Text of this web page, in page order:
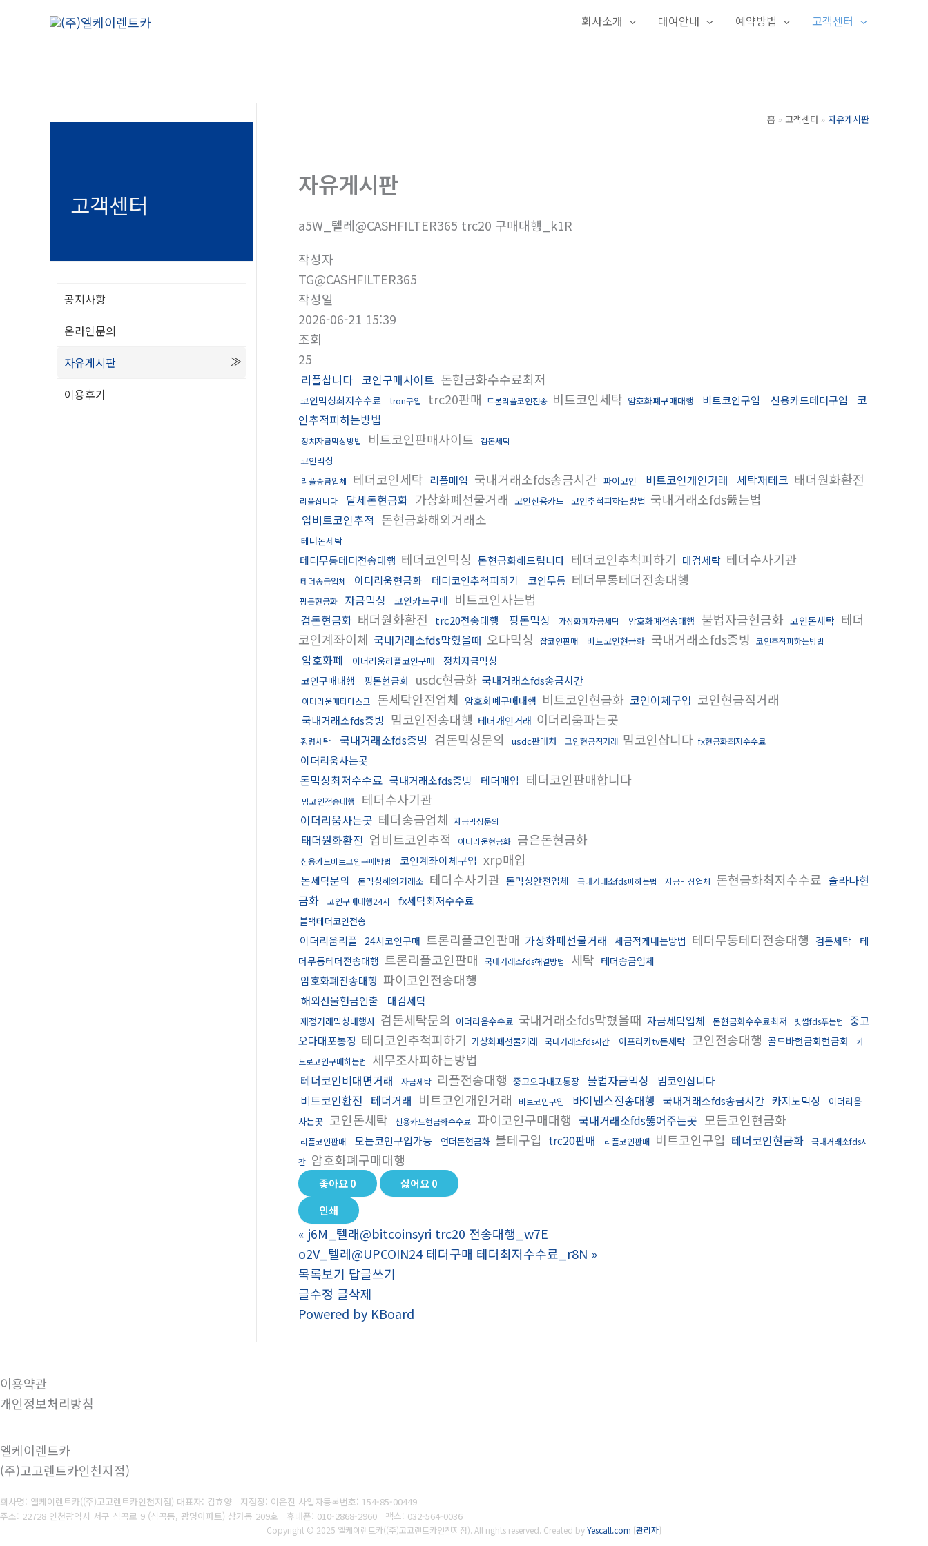
회사소개 대여안내 예약방법 고객센터
고객센터
공지사항
온라인문의
자유게시판
이용후기
홈 고객센터 자유게시판
자유게시판
a5W_텔레@CASHFILTER365 trc20 구매대행_k1R
작성자
TG@CASHFILTER365
작성일
2026-06-21 15:39
조회
25
리플삽니다 코인구매사이트 돈현금화수수료최저
코인믹싱최저수수료 tron구입 trc20판매 트론리플코인전송 비트코인세탁 암호화폐구매대행 비트코인구입 신용카드테더구입
코
인추적피하는방법
정치자금믹싱방법 비트코인판매사이트 검돈세탁
코인믹싱
리플송금업체 테더코인세탁 리플매입 국내거래소fds송금시간 파이코인 비트코인개인거래 세탁재테크 태더원화환전
리플삽니다 탈세돈현금화 가상화폐선물거래 코인신용카드 코인추적피하는방법 국내거래소fds뚫는법
업비트코인추적 돈현금화해외거래소
테더돈세탁
테더무통테더전송대행 테더코인믹싱 돈현금화해드립니다 테더코인추척피하기 대검세탁 테더수사기관
테더송금업체 이더리움현금화 테더코인추척피하기 코인무통 테더무통테더전송대행
핑돈현금화 자금믹싱 코인카드구매 비트코인사는법
검돈현금화 태더원화환전 trc20전송대행 핑돈믹싱 가상화폐자금세탁 암호화폐전송대행 불법자금현금화 코인돈세탁 테더
코인계좌이체 국내거래소fds막혔을때 오다믹싱 잡코인판매 비트코인현금화 국내거래소fds증빙 코인추적피하는방법
암호화폐 이더리움리플코인구매
정치자금믹싱
코인구매대행
핑돈현금화 usdc현금화 국내거래소fds송금시간
이더리움메타마스크 돈세탁안전업체 암호화폐구매대행 비트코인현금화 코인이체구입 코인현금직거래
국내거래소fds증빙 밈코인전송대행 테더개인거래 이더리움파는곳
횡령세탁 국내거래소fds증빙 검돈믹싱문의 usdc판매처 코인현금직거래 밈코인삽니다 fx현금화최저수수료
이더리움사는곳
돈믹싱최저수수료 국내거래소fds증빙 테더매입 테더코인판매합니다
밈코인전송대행 테더수사기관
이더리움사는곳 테더송금업체 자금믹싱문의
태더원화환전 업비트코인추적 이더리움현금화 금은돈현금화
신용카드비트코인구매방법 코인계좌이체구입 xrp매입
돈세탁문의 돈믹싱해외거래소 테더수사기관 돈믹싱안전업체 국내거래소fds피하는법 자금믹싱업체 돈현금화최저수수료 솔라나현
금화
코인구매대행24시 fx세탁최저수수료
블랙테더코인전송
이더리움리플 24시코인구매 트론리플코인판매 가상화폐선물거래 세금적게내는방법 테더무통테더전송대행 검돈세탁
테
더무통테더전송대행 트론리플코인판매 국내거래소fds해결방법 세탁 테더송금업체
암호화폐전송대행 파이코인전송대행
해외선물현금인출 대검세탁
재정거래믹싱대행사 검돈세탁문의 이더리움수수료 국내거래소fds막혔을때 자금세탁업체 돈현금화수수료최저 빗썸fds푸는법
중고
오다대포통장 테더코인추척피하기 가상화폐선물거래 국내거래소fds시간 아프리카tv돈세탁 코인전송대행 골드바현금화현금화
카
드로코인구매하는법
세무조사피하는방법
테더코인비대면거래 자금세탁 리플전송대행 중고오다대포통장 불법자금믹싱 밈코인삽니다
비트코인환전 테더거래 비트코인개인거래 비트코인구입 바이낸스전송대행 국내거래소fds송금시간 카지노믹싱
이더리움
사는곳 코인돈세탁 신용카드현금화수수료 파이코인구매대행 국내거래소fds뚫어주는곳 모든코인현금화
리플코인판매 모든코인구입가능 언더돈현금화 블테구입 trc20판매 리플코인판매 비트코인구입 테더코인현금화
국내거래소fds시
간 암호화폐구매대행
좋아요0 싫어요0
인쇄
« j6M_텔래@bitcoinsyri trc20 전송대행_w7E
o2V_텔레@UPCOIN24 테더구매 테더최저수수료_r8N »
목록보기 답글쓰기
글수정 글삭제
Powered by KBoard
이용약관
개인정보처리방침
엘케이렌트카
(주)고고렌트카인천지점)
회사명: 엘케이렌트카((주)고고렌트카인천지점) 대표자: 김효양 지점장: 이은진 사업자등록번호: 154-85-00449
주소: 22728 인천광역시 서구 심곡로 9 (심곡동, 광명아파트) 상가동 209호 휴대폰: 010-2868-2960 팩스: 032-564-0036
Copyright © 2025 엘케이렌트카((주)고고렌트카인천지점). All rights reserved. Created byYescall.com [관리자]